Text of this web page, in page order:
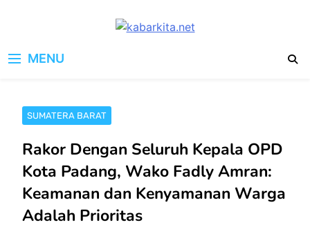
MENU
SUMATERA BARAT
Rakor Dengan Seluruh Kepala OPD
Kota Padang, Wako Fadly Amran:
Keamanan dan Kenyamanan Warga
Adalah Prioritas